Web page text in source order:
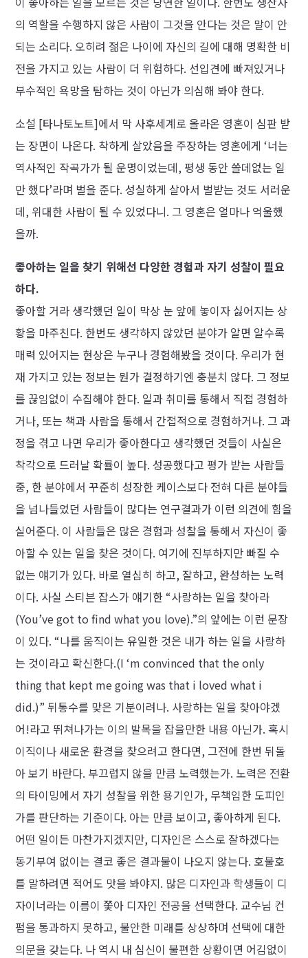
의 역할을 수행하지 않은 사람이 그것을 안다는 것은 말이 안
되는 소리다. 오히려 젊은 나이에 자신의 길에 대해 명확한 비
전을 가지고 있는 사람이 더 위험하다. 선입견에 빠져있거나
부수적인 욕망을 탐하는 것이 아닌가 의심해 봐야 한다.
소설 [타나토노트]에서 막 사후세계로 올라온 영혼이 심판 받
는 장면이 나온다. 착하게 살았음을 주장하는 영혼에게 ‘너는
역사적인 작곡가가 될 운명이었는데, 평생 동안 쓸데없는 일
만 했다’라며 벌을 준다. 성실하게 살아서 벌받는 것도 서러운
데, 위대한 사람이 될 수 있었다니. 그 영혼은 얼마나 억울했
을까.
좋아하는 일을 찾기 위해선 다양한 경험과 자기 성찰이 필요
하다.
좋아할 거라 생각했던 일이 막상 눈 앞에 놓이자 싫어지는 상
황을 마주친다. 한번도 생각하지 않았던 분야가 알면 알수록
매력 있어지는 현상은 누구나 경험해봤을 것이다. 우리가 현
재 가지고 있는 정보는 뭔가 결정하기엔 충분치 않다. 그 정보
를 끊임없이 수집해야 한다. 일과 취미를 통해서 직접 경험하
거나, 또는 책과 사람을 통해서 간접적으로 경험하거나. 그 과
정을 겪고 나면 우리가 좋아한다고 생각했던 것들이 사실은
착각으로 드러날 확률이 높다. 성공했다고 평가 받는 사람들
중, 한 분야에서 꾸준히 성장한 케이스보다 전혀 다른 분야들
을 넘나들었던 사람들이 많다는 연구결과가 이런 의견에 힘을
실어준다. 이 사람들은 많은 경험과 성찰을 통해서 자신이 좋
아할 수 있는 일을 찾은 것이다. 여기에 진부하지만 빠질 수
없는 얘기가 있다. 바로 열심히 하고, 잘하고, 완성하는 노력
이다. 사실 스티븐 잡스가 얘기한 “사랑하는 일을 찾아라
(You’ve got to find what you love).”의 앞에는 이런 문장
이 있다. “나를 움직이는 유일한 것은 내가 하는 일을 사랑하
는 것이라고 확신한다.(I ‘m convinced that the only
thing that kept me going was that i loved what i
did.)” 뒤통수를 맞은 기분이려나. 사랑하는 일을 찾아야겠
어!라고 뛰쳐나가는 이의 발목을 잡을만한 내용 아닌가. 혹시
이직이나 새로운 환경을 찾으려고 한다면, 그전에 한번 뒤돌
아 보기 바란다. 부끄럽지 않을 만큼 노력했는가. 노력은 전환
의 타이밍에서 자기 성찰을 위한 용기인가, 무책임한 도피인
가를 판단하는 기준이다. 아는 만큼 보이고, 좋아하게 된다.
어떤 일이든 마찬가지겠지만, 디자인은 스스로 잘하겠다는
동기부여 없이는 결코 좋은 결과물이 나오지 않는다. 호불호
를 말하려면 적어도 맛을 봐야지. 많은 디자인과 학생들이 디
자이너라는 이름이 쫓아 디자인 전공을 선택한다. 교수님 컨
펌을 통과하지 못하고, 불안한 미래를 상상하며 선택에 대한
의문을 갖는다. 나 역시 내 심신이 불편한 상황이면 어김없이